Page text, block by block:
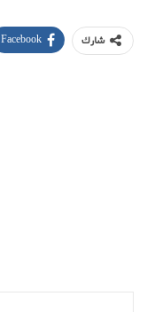
شارك Facebook